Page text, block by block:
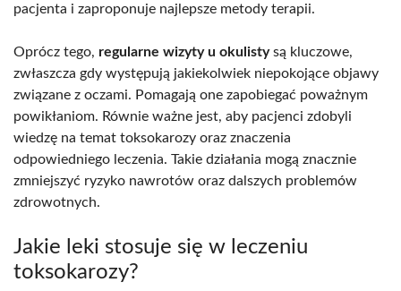
pacjenta i zaproponuje najlepsze metody terapii.
Oprócz tego, regularne wizyty u okulistysą kluczowe,
zwłaszcza gdy występują jakiekolwiek niepokojące objawy
związane z oczami. Pomagają one zapobiegać poważnym
powikłaniom. Równie ważne jest, aby pacjenci zdobyli
wiedzę na temat toksokarozy oraz znaczenia
odpowiedniego leczenia. Takie działania mogą znacznie
zmniejszyć ryzyko nawrotów oraz dalszych problemów
zdrowotnych.
Jakie leki stosuje się w leczeniu
toksokarozy?